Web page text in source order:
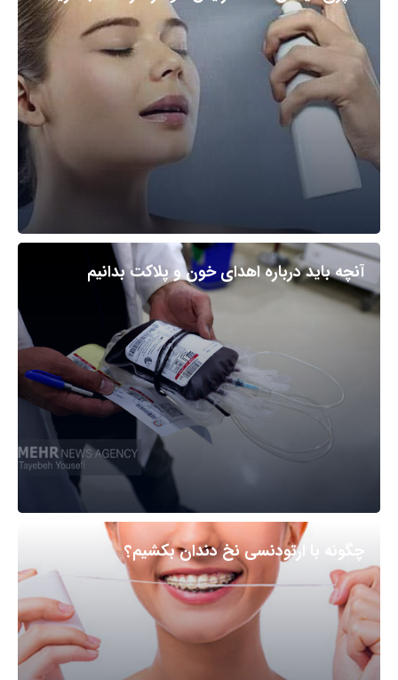
آنچه باید درباره اهدای خون و پلاکت بدانیم
چگونه با ارتودنسی نخ دندان بکشیم؟